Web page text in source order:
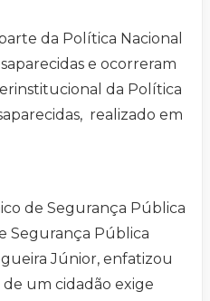
da Política Nacional
e ocorreram
da Política
realizado em
de Segurança Pública
Segurança Pública
Júnior, enfatizou
um cidadão exige